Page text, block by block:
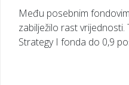
Među posebnim
zabilježilo rast
Strategy I fonda do 0,9